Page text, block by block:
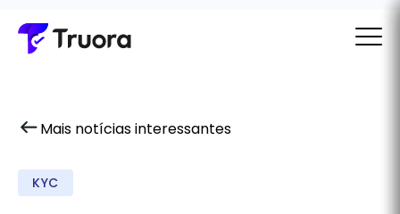
Mais notícias interessantes
KYC